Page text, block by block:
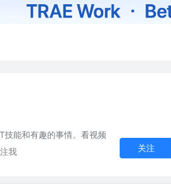
技能和有趣的事情。看视频
我
关注